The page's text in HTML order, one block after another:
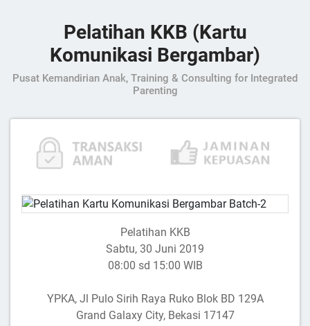
Pelatihan KKB (Kartu
Komunikasi Bergambar)
Pusat Kemandirian Anak, Training & Consulting for Integrated
Parenting
Pelatihan KKB
Sabtu, 30 Juni 2019
08:00 sd 15:00 WIB
YPKA, Jl Pulo Sirih Raya Ruko Blok BD 129A
Grand Galaxy City, Bekasi 17147